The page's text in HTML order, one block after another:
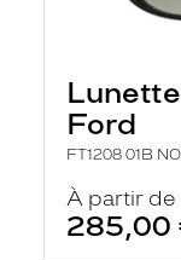
Ford
FT1208 01B
À partir de
285,00